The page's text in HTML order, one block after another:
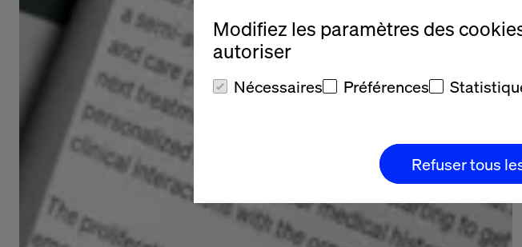
Modifiez les paramètres des
autoriser
Nécessaires Préférences
Refuser tous